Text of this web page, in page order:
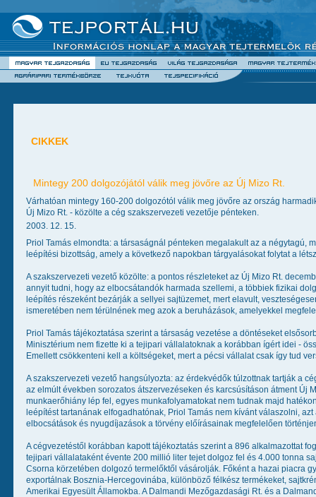
CIKKEK
Mintegy 200 dolgozójától válik meg jövőre az Új Mizo Rt.
Várhatóan mintegy 160-200 dolgozótól válik meg jövőre az ország
Új Mizo Rt. - közölte a cég szakszervezeti vezetője pénteken.
2003. 12. 15.
Priol Tamás elmondta: a társaságnál pénteken megalakult az a négytagú,
leépítési bizottság, amely a következő napokban tárgyalásokat folytat a
A szakszervezeti vezető közölte: a pontos részleteket az Új Mizo Rt.
annyit tudni, hogy az elbocsátandók harmada szellemi, a többiek fizikai
leépítés részeként bezárják a sellyei sajtüzemet, mert elavult,
ismeretében nem térülnének meg azok a beruházások, amelyekkel
Priol Tamás tájékoztatása szerint a társaság vezetése a döntéseket
Minisztérium nem fizette ki a tejipari vállalatoknak a korábban ígért idei -
Emellett csökkenteni kell a költségeket, mert a pécsi vállalat csak így tud
A szakszervezeti vezető hangsúlyozta: az érdekvédők túlzottnak tartják a
az elmúlt években sorozatos átszervezéseken és karcsúsításon átment Új
munkaerőhiány lép fel, egyes munkafolyamatokat nem tudnak majd
leépítést tartanának elfogadhatónak, Priol Tamás nem kívánt válaszolni,
elbocsátások és nyugdíjazások a törvény előírásainak megfelelően
A cégvezetéstől korábban kapott tájékoztatás szerint a 896 alkalmazottat
tejipari vállalataként évente 200 millió liter tejet dolgoz fel és 4.000 tonna
Csorna körzetében dolgozó termelőktől vásárolják. Főként a hazai piacra
exportálnak Bosznia-Hercegovinába, különböző félkész termékeket,
Amerikai Egyesült Államokba. A Dalmandi Mezőgazdasági Rt. és a